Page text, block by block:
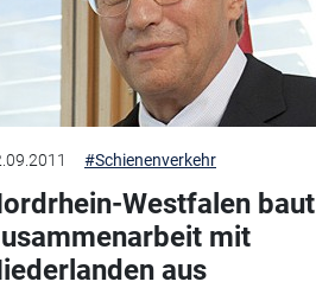
#Schienenverkehr
Westfalen baut
mit
aus